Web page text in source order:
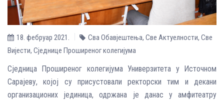
18. фебруар 2021. Сва Обавјештења, Све Aктуелности, Све
Вијести, Сједнице Проширеног колегијума
Сједница Проширеног колегијума Универзитета у Источном
Сарајеву, којој су присустовали ректорски тим и декани
организационих јединица, одржана је данас у амфитеатру